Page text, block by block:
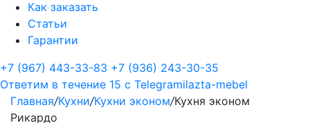
Как заказать
Статьи
Гарантии
+7 (967) 443-33-83 +7 (936) 243-30-35
Ответим в течение 15 с Telegramilazta-mebel
Главная/Кухни/Кухни эконом/Кухня эконом
Рикардо